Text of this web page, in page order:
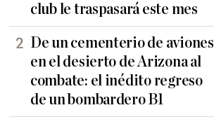
club le traspasará este mes
De un cementerio de aviones
en el desierto de Arizona al
combate: el inédito regreso
de un bombardero B1